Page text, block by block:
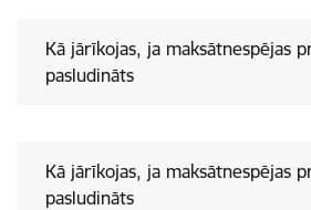
Kā jārīkojas, ja maksātnespējas
pasludināts
Kā jārīkojas, ja maksātnespējas
pasludināts